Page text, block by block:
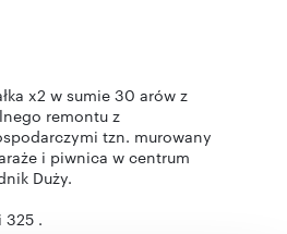
x2 w sumie 30 arów z
remontu z
tzn. murowany
i piwnica w centrum
Duży.
325 .